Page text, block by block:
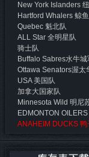
New York Islanders
Hartford Whalers 鲸
Quebec 魁北队
ALL Star 全明星队
骑士队
Buffalo Sabres水牛城
Ottawa Senators渥太
USA 美国队
加拿大国家队
Minnesota Wild 明尼
ANAHEIM DUCKS 鸭